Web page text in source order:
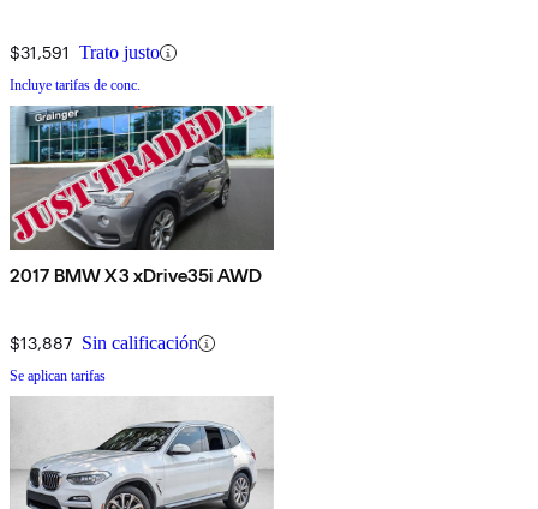
$31,591 Trato justo
Incluye tarifas de conc.
2017 BMW X3 xDrive35i AWD
$13,887 Sin calificación
Se aplican tarifas